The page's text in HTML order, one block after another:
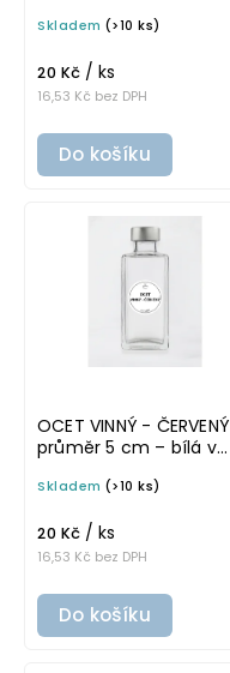
omyvatelná samolepka
Skladem (>10 ks)
16,53 Kč bez DPH
20 Kč / ks
Do košíku
OCET VINNÝ - ČERVENÝ
průměr 5 cm – bílá v
omyvatelná samolepka
Skladem (>10 ks)
16,53 Kč bez DPH
20 Kč / ks
Do košíku